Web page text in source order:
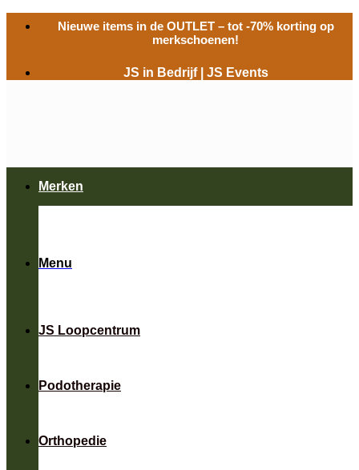
naar
Nieuwe items in de OUTLET– tot -70% korting op
merkschoenen!
JS in Bedrijf JS Events
Menu
JS Loopcentrum
Podotherapie
Orthopedie
Merken